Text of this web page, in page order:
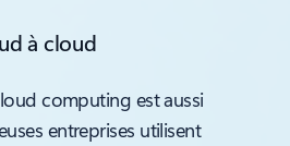
à cloud
computing est aussi
entreprises utilisent